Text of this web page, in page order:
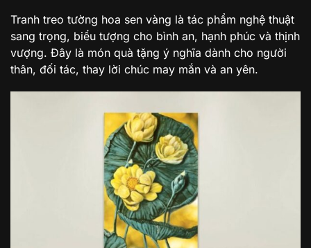
Tranh treo tường hoa sen vàng là tác phẩm nghệ thuật
sang trọng, biểu tượng cho bình an, hạnh phúc và thịnh
vượng. Đây là món quà tặng ý nghĩa dành cho người
thân, đối tác, thay lời chúc may mắn và an yên.